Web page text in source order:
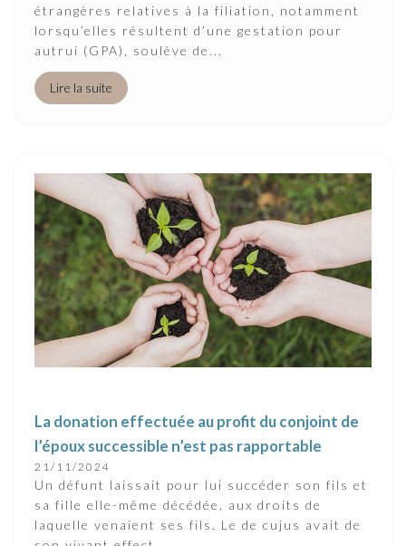
étrangères relatives à la filiation, notamment
lorsqu’elles résultent d’une gestation pour
autrui (GPA), soulève de...
Lire la suite
La donation effectuée au profit du conjoint de
l’époux successible n’est pas rapportable
21/11/2024
Un défunt laissait pour lui succéder son fils et
sa fille elle-même décédée, aux droits de
laquelle venaient ses fils. Le de cujus avait de